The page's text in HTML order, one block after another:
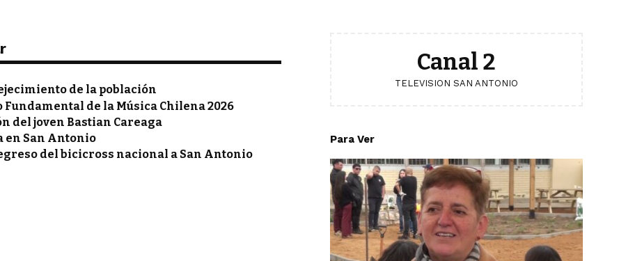
de la población
de la Música Chilena 2026
del joven Bastian Careaga
San Antonio
del bicicross nacional a San Antonio
Canal 2
TELEVISION SAN ANTONIO
Para Ver